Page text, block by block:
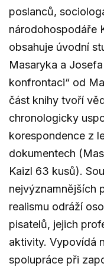
poslanců,
národohospodáře
obsahuje úvodní
Masaryka a
konfrontaci“ od
část knihy tvoří
chronologicky
korespondence z
dokumentech
Kaizl 63 kusů).
nejvýznamnějších
realismu odráží
pisatelů, jejich
aktivity. Vypovídá
spolupráce při